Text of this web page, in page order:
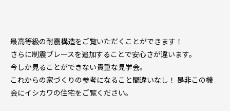
最高等級の耐震構造をご覧いただくことができます！
さらに制震ブレースを追加することで安心さが違います。
今しか見ることができない貴重な見学会。
これからの家づくりの参考になること間違いなし！ 是非この機
会にイシカワの住宅をご覧ください。